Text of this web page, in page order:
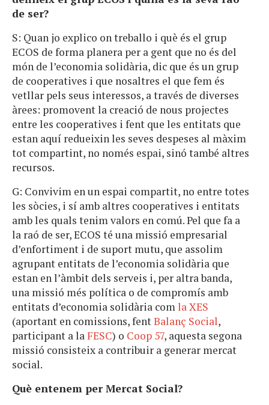
de ser?
S: Quan jo explico on treballo i què és el grup
ECOS de forma planera per a gent que no és del
món de l’economia solidària, dic que és un grup
de cooperatives i que nosaltres el que fem és
vetllar pels seus interessos, a través de diverses
àrees: promovent la creació de nous projectes
entre les cooperatives i fent que les entitats que
estan aquí redueixin les seves despeses al màxim
tot compartint, no només espai, sinó també altres
recursos.
G: Convivim en un espai compartit, no entre totes
les sòcies, i sí amb altres cooperatives i entitats
amb les quals tenim valors en comú. Pel que fa a
la raó de ser, ECOS té una missió empresarial
d’enfortiment i de suport mutu, que assolim
agrupant entitats de l’economia solidària que
estan en l’àmbit dels serveis i, per altra banda,
una missió més política o de compromís amb
entitats d’economia solidària comla XES
(aportant en comissions, fentBalanç Social,
participant a laFESC) o Coop 57, aquesta segona
missió consisteix a contribuir a generar mercat
social.
Què entenem per Mercat Social?